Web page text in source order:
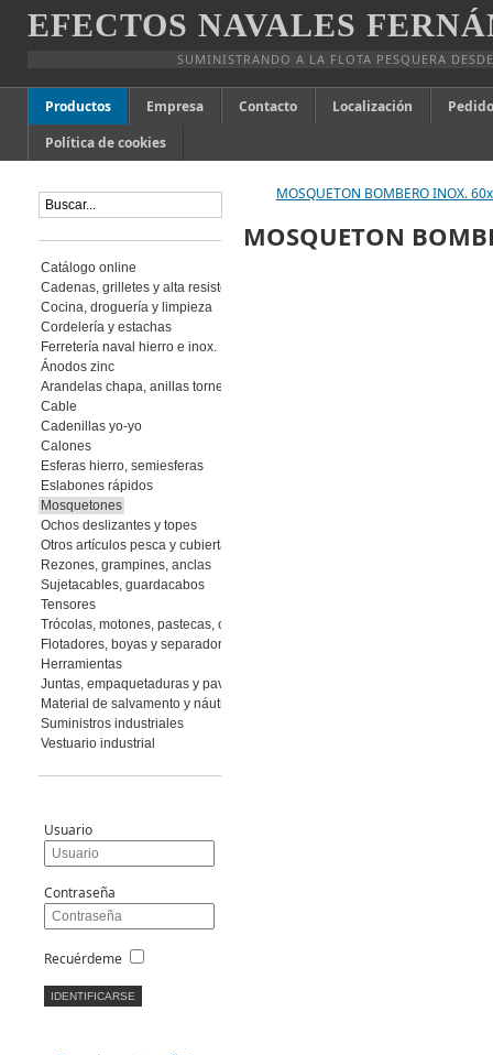
EFECTOS NAVALES
SUMINISTRANDO A LA FLOTA PESQUERA
Productos Empresa Contacto Localización
Política de cookies
MOSQUETON BOMBERO INOX.
MOSQUETON
Catálogo online
Cadenas, grilletes y alta resistencia
Cocina, droguería y limpieza
Cordelería y estachas
Ferretería naval hierro e inox.
Ánodos zinc
Arandelas chapa, anillas torneadas
Cable
Cadenillas yo-yo
Calones
Esferas hierro, semiesferas
Eslabones rápidos
Mosquetones
Ochos deslizantes y topes
Otros artículos pesca y cubierta
Rezones, grampines, anclas
Sujetacables, guardacabos
Tensores
Trócolas, motones, pastecas, cuadernales
Flotadores, boyas y separadores
Herramientas
Juntas, empaquetaduras y pavimento
Material de salvamento y náutica
Suministros industriales
Vestuario industrial
Usuario
Contraseña
Recuérdeme